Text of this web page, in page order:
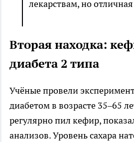
лекарствам, но
Вторая находка:
диабета 2 типа
Учёные провели
диабетом в возрасте 35–65
регулярно пил кефир,
анализов. Уровень сахара